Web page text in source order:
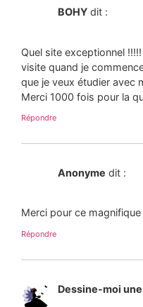
BOHY dit :
Quel site exceptionnel
visite quand je
que je veux étudier avec
Merci 1000 fois pour la
Répondre
Anonyme dit :
Merci pour ce
Répondre
Dessine-moi